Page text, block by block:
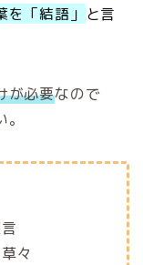
「結語」 と言
が必要なので
々